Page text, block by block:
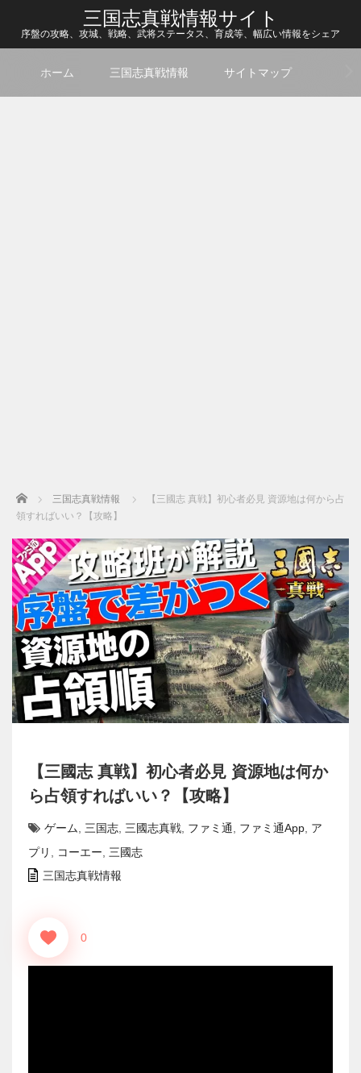
三国志真戦情報サイト
序盤の攻略、攻城、戦略、武将ステータス、育成等、幅広い情報をシェア
ホーム 三国志真戦情報 サイトマップ
Home 三国志真戦情報
【三國志 真戦】初心者必見 資源地は何から占
領すればいい？【攻略】
【三國志 真戦】初心者必見 資源地は何か
ら占領すればいい？【攻略】
ゲーム 三国志 三國志真戦 ファミ通 ファミ通App ア
プリ
コーエー
三國志
三国志真戦情報
0